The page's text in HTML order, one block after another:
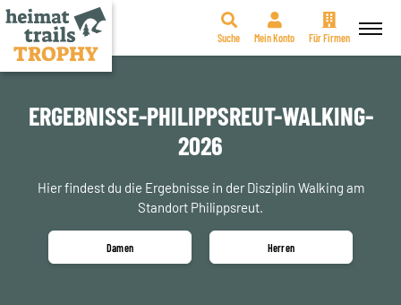
Zum
springen
Suche Mein Konto Für Firmen
ERGEBNISSE-PHILIPPSREUT-WALKING-
2026
Hier findest du die Ergebnisse in der Disziplin Walking am
Standort Philippsreut.
Damen Herren